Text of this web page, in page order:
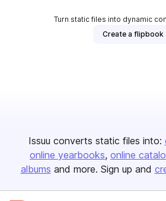
Turn static files into dynamic
Create a flipbook
Issuu converts static files into:
online yearbooks online
albums and more. Sign up and